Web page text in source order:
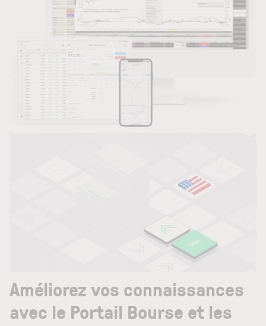
Améliorez vos connaissances
avec le Portail Bourse et les